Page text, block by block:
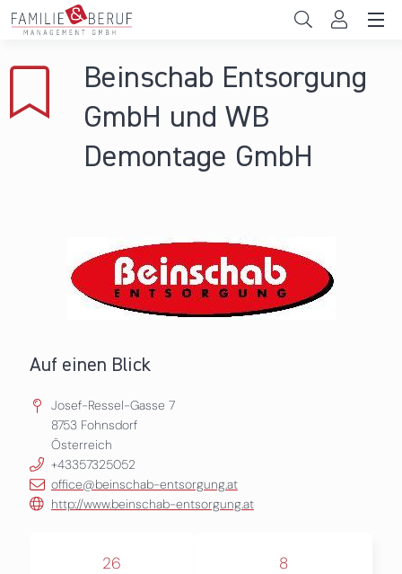
Direkt zum Inhalt
Gemeinden
Hochschulen
News & Events
Beinschab Entsorgung
GmbH und WB
Demontage GmbH
Auf einen Blick
Josef-Ressel-Gasse 7
8753 Fohnsdorf
Österreich
+43357325052
office@beinschab-entsorgung.at
http://www.beinschab-entsorgung.at
26 8